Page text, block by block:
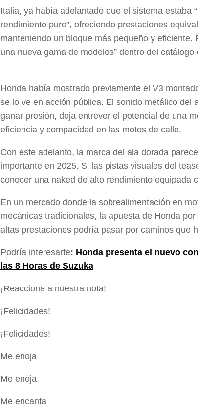
Italia, ya había adelantado que el sistema estaba
rendimiento puro”, ofreciendo prestaciones
manteniendo un bloque más pequeño y
una nueva gama de modelos” dentro del catálogo
Honda había mostrado previamente el V3
se lo ve en acción pública. El sonido metálico del
ganar presión, deja entrever el potencial de una
eficiencia y compacidad en las motos de calle.
Con este adelanto, la marca del ala dorada
importante en 2025. Si las pistas visuales del
conocer una naked de alto rendimiento equipada
En un mercado donde la sobrealimentación en
mecánicas tradicionales, la apuesta de Honda
altas prestaciones podría pasar por caminos que
Podría interesarte: Honda presenta el nuevo
las 8 Horas de Suzuka
¡Reacciona a nuestra nota!
¡Felicidades!
¡Felicidades!
Me enoja
Me enoja
Me encanta